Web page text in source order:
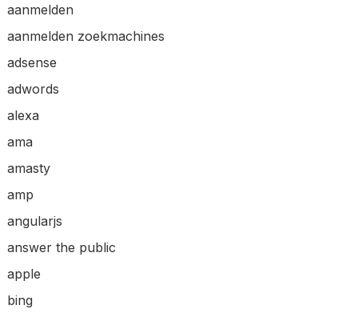
aanmelden
aanmelden zoekmachines
adsense
adwords
alexa
ama
amasty
amp
angularjs
answer the public
apple
bing